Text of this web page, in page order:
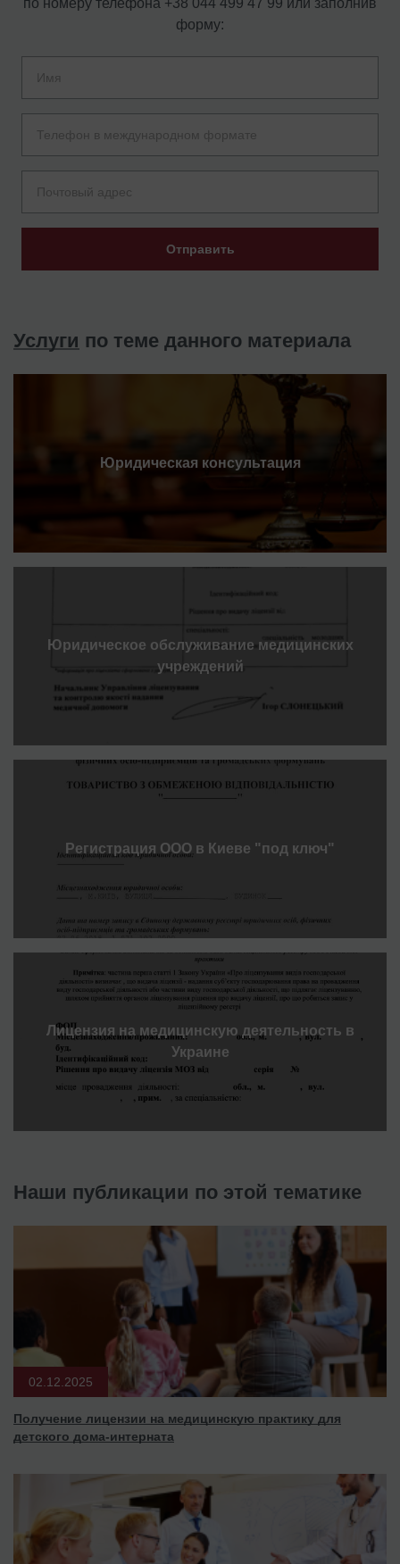
форму:
Отправить
Услуги по теме данного материала
Юридическая консультация
Юридическое обслуживание медицинских
учреждений
Регистрация ООО в Киеве "под ключ"
Лицензия на медицинскую деятельность в
Украине
Наши публикации по этой тематике
02.12.2025
Получение лицензии на медицинскую практику для
детского дома-интерната